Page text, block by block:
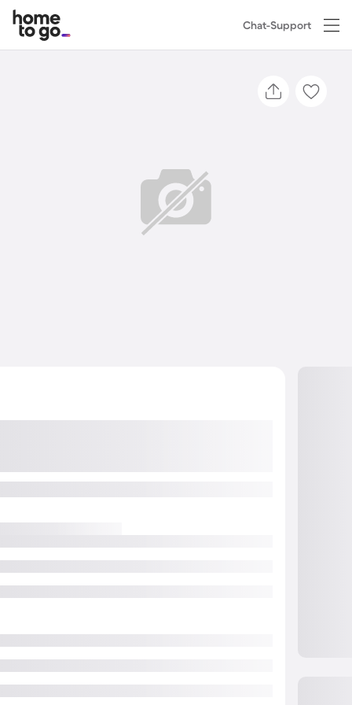
Chat-Support